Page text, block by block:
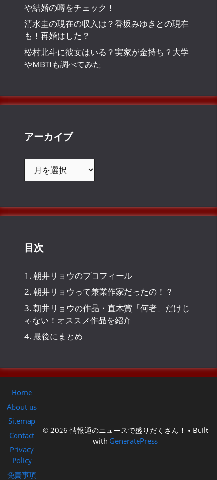
や結婚の噂をチェック！
清水圭の現在の収入は？香坂みゆきとの現在
も！再婚はした？
松村北斗に彼女はいる？実家が金持ち？大学
やMBTIも調べてみた
アーカイブ
ブ
目次
1. 朝井リョウのプロフィール
2. 朝井リョウって兼業作家だったの！？
3. 朝井リョウの作品・直木賞「何者」だけじ
ゃない！オススメ作品を紹介
4. 最後にまとめ
Home
About us
Sitemap
Contact
Privacy
Policy
免責事項
© 2026 情報通のニュースで盛りだくさん！ • Built
with GeneratePress